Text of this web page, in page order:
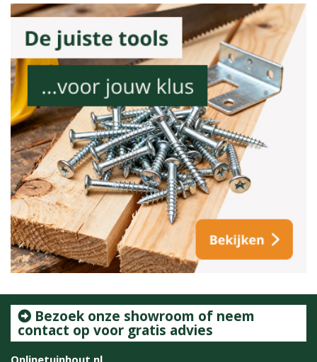
Bezoek onze showroom of neem
contact op voor gratis advies
Onlinetuinhout.nl